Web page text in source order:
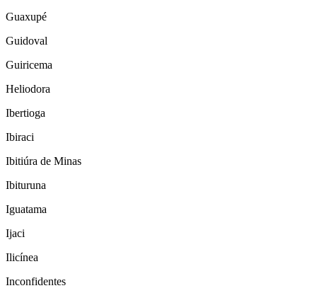
Guaxupé
Guidoval
Guiricema
Heliodora
Ibertioga
Ibiraci
Ibitiúra de Minas
Ibituruna
Iguatama
Ijaci
Ilicínea
Inconfidentes